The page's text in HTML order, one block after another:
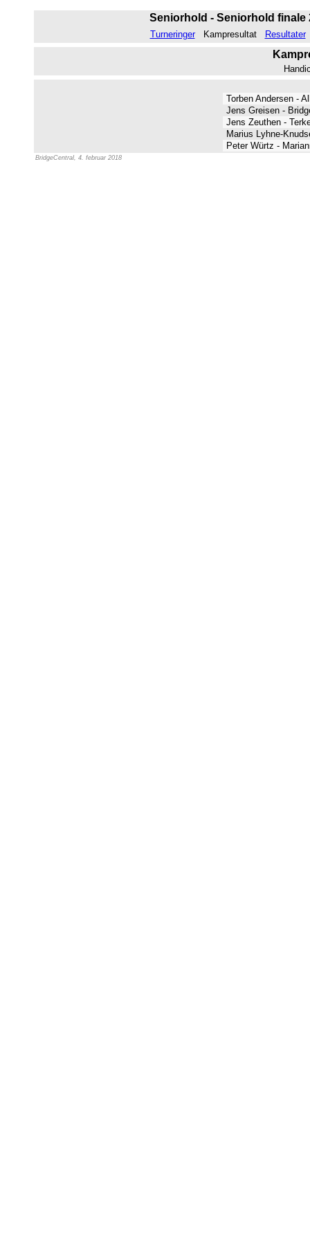
Seniorhold - Seniorhold finale
Turneringer Kampresultat Resultater
Torben Andersen -
Jens Greisen -
Jens Zeuthen -
Marius Lyhne-
Peter Würtz -
BridgeCentral, 4. februar 2018